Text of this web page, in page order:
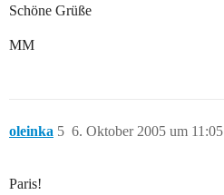
Schöne Grüße
MM
oleinka 6. Oktober 2005 um 11:05
5
Paris!